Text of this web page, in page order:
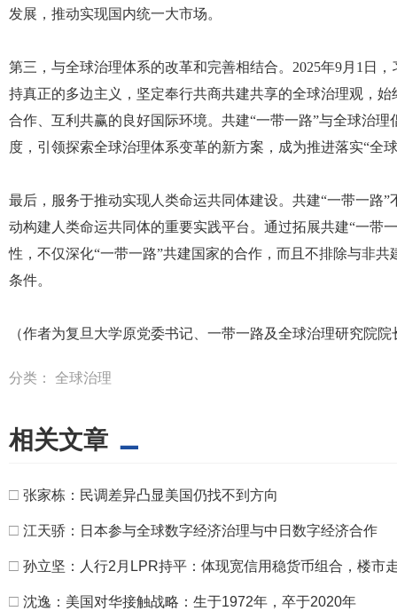
发展，推动实现国内统一大市场。
第三，与全球治理体系的改革和完善相结合。2025年9月1日
持真正的多边主义，坚定奉行共商共建共享的全球治理观，
合作、互利共赢的良好国际环境。共建“一带一路”与全球治
度，引领探索全球治理体系变革的新方案，成为推进落实“全
最后，服务于推动实现人类命运共同体建设。共建“一带一路
动构建人类命运共同体的重要实践平台。通过拓展共建“一带
性，不仅深化“一带一路”共建国家的合作，而且不排除与非
条件。
（作者为复旦大学原党委书记、一带一路及全球治理研究院院
分类： 全球治理
相关文章
□ 张家栋：民调差异凸显美国仍找不到方向
□ 江天骄：日本参与全球数字经济治理与中日数字经济合作
□ 孙立坚：人行2月LPR持平：体现宽信用稳货币组合，楼市
□ 沈逸：美国对华接触战略：生于1972年，卒于2020年